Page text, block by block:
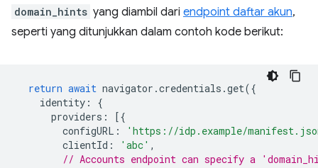
domain_hints yang diambil dari endpoint daftar akun,
seperti yang ditunjukkan dalam contoh kode berikut:
return await navigator .credentials .get({
identity :
{
providers :
[{
configURL :
'https://idp.example/
clientId : 'abc' ,
// Accounts endpoint can specify a